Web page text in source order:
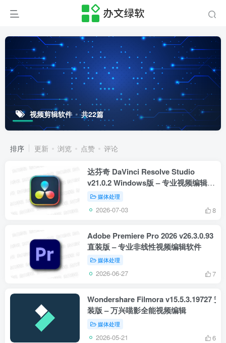
视频剪辑软件 共22篇
排序 更新 浏览 点赞 评论
达芬奇 DaVinci Resolve Studio
v21.0.2 Windows版 – 专业视频编辑与
调色工具
媒体处理
2026-07-03 8
Adobe Premiere Pro 2026 v26.3.0.93
直装版 – 专业非线性视频编辑软件
媒体处理
2026-06-27 7
Wondershare Filmora v15.5.3.19727 安
装版 – 万兴喵影全能视频编辑
媒体处理
2026-05-21 6